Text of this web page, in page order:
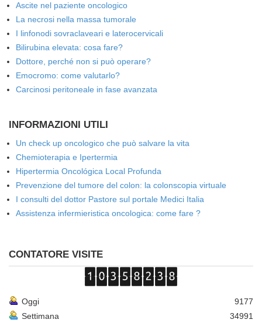
Ascite nel paziente oncologico
La necrosi nella massa tumorale
I linfonodi sovraclaveari e laterocervicali
Bilirubina elevata: cosa fare?
Dottore, perché non si può operare?
Emocromo: come valutarlo?
Carcinosi peritoneale in fase avanzata
INFORMAZIONI UTILI
Un check up oncologico che può salvare la vita
Chemioterapia e Ipertermia
Hipertermia Oncológica Local Profunda
Prevenzione del tumore del colon: la colonscopia virtuale
I consulti del dottor Pastore sul portale Medici Italia
Assistenza infermieristica oncologica: come fare ?
CONTATORE VISITE
Oggi
9177
Settimana
34991